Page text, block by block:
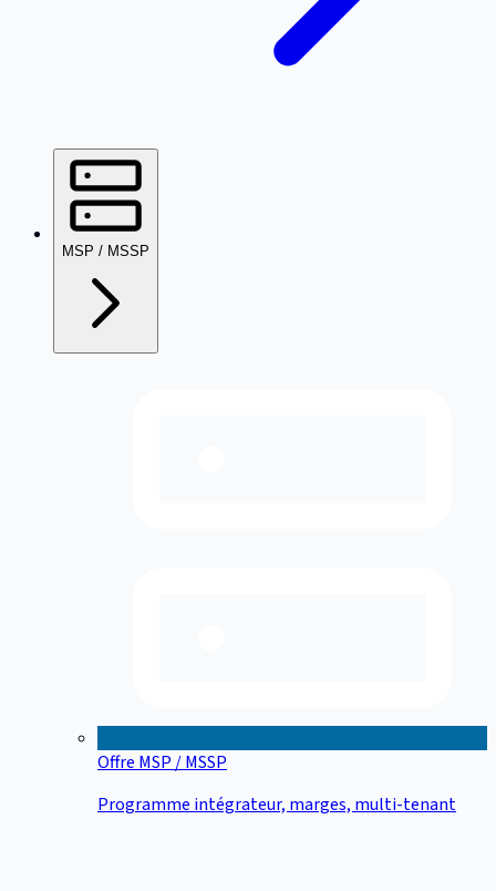
MSP / MSSP
Offre MSP / MSSP
Programme intégrateur, marges, multi-tenant